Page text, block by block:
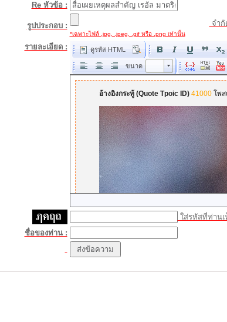
Re หัวข้อ :
รูปประกอบ : จำ
*เฉพาะไฟล์ .jpg, .jpeg, .gif หรือ .png เท่านั้น
รายละเอียด : ดูรหัส HTML
ขนาด
ใส่รหัสที่ท่าน
ชื่อของท่าน :